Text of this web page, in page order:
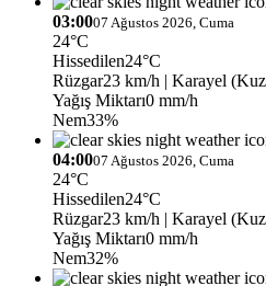
03:0007 Ağustos 2026, Cuma
24°C
Hissedilen24°C
Rüzgar23 km/h | Karayel
Yağış Miktarı0 mm/h
Nem33%
04:0007 Ağustos 2026, Cuma
24°C
Hissedilen24°C
Rüzgar23 km/h | Karayel
Yağış Miktarı0 mm/h
Nem32%